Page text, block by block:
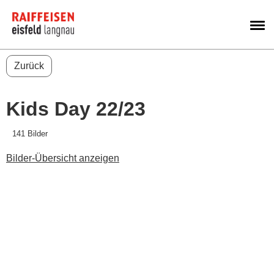
Zurück
Kids Day 22/23
141 Bilder
Bilder-Übersicht anzeigen